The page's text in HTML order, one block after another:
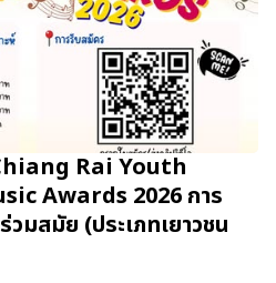
Rai Youth
Awards 2026 การ
มสมัย (ประเภทเยาวชน